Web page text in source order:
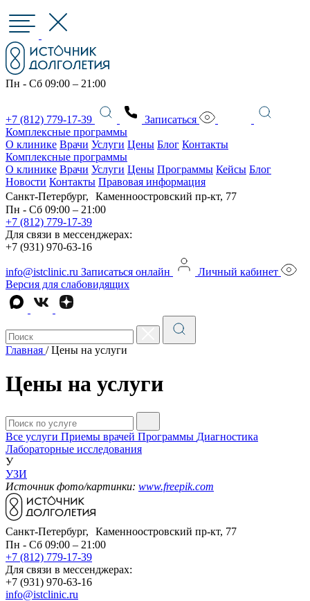
Пн - Сб 09:00 – 21:00
+7 (812) 779-17-39
Записаться
Комплексные программы
О клинике Врачи Услуги Цены Блог Контакты
Комплексные программы
О клинике Врачи Услуги Цены Программы Кейсы Блог
Новости Контакты Правовая информация
Санкт-Петербург, Каменноостровский пр-кт, 77
Пн - Сб 09:00 – 21:00
+7 (812) 779-17-39
Для связи в мессенджерах:
+7 (931) 970-63-16
info@istclinic.ru Записаться онлайн
Личный кабинет
Версия для слабовидящих
Главная / Цены на услуги
Цены на услуги
Все услуги Приемы врачей Программы Диагностика
Лабораторные исследования
У
УЗИ
Источник фото/картинки: www.freepik.com
Санкт-Петербург, Каменноостровский пр-кт, 77
Пн - Сб 09:00 – 21:00
+7 (812) 779-17-39
Для связи в мессенджерах:
+7 (931) 970-63-16
info@istclinic.ru